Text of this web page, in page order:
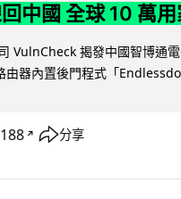
中國 全球 10 萬
VulnCheck 揭發中國智博通
由器內置後門程式「
188 ↗ 分享